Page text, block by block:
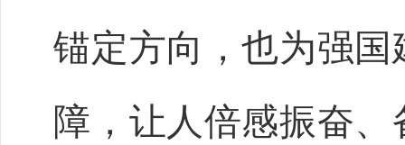
锚定方向，也为强
障，让人倍感振奋